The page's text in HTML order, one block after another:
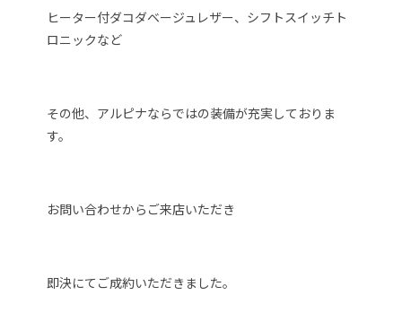
ヒーター付ダコダベージュレザー、シフトスイッチト
ロニックなど
その他、アルピナならではの装備が充実しておりま
す。
お問い合わせからご来店いただき
即決にてご成約いただきました。